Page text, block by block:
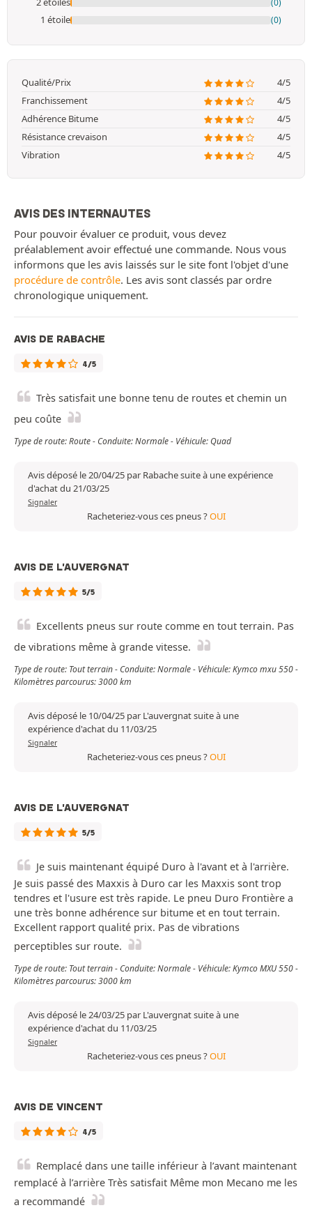
1 étoile (0)
Qualité/Prix
4/5
Franchissement
4/5
Adhérence Bitume
4/5
Résistance crevaison
4/5
Vibration
4/5
AVIS DES INTERNAUTES
Pour pouvoir évaluer ce produit, vous devez
préalablement avoir effectué une commande. Nous vous
informons que les avis laissés sur le site font l'objet d'une
procédure de contrôle. Les avis sont classés par ordre
chronologique uniquement.
AVIS DE RABACHE
4/5
Très satisfait une bonne tenu de routes et chemin un
peu coûte
Type de route: Route - Conduite: Normale - Véhicule: Quad
Avis déposé le 20/04/25 par Rabache suite à une expérience
d'achat du 21/03/25
Signaler
Racheteriez-vous ces pneus ?OUI
AVIS DE L'AUVERGNAT
5/5
Excellents pneus sur route comme en tout terrain. Pas
de vibrations même à grande vitesse.
Type de route: Tout terrain - Conduite: Normale - Véhicule: Kymco mxu 550 -
Kilomètres parcourus: 3000 km
Avis déposé le 10/04/25 par L'auvergnat suite à une
expérience d'achat du 11/03/25
Signaler
Racheteriez-vous ces pneus ?OUI
AVIS DE L'AUVERGNAT
5/5
Je suis maintenant équipé Duro à l'avant et à l'arrière.
Je suis passé des Maxxis à Duro car les Maxxis sont trop
tendres et l'usure est très rapide. Le pneu Duro Frontière a
une très bonne adhérence sur bitume et en tout terrain.
Excellent rapport qualité prix. Pas de vibrations
perceptibles sur route.
Type de route: Tout terrain - Conduite: Normale - Véhicule: Kymco MXU 550 -
Kilomètres parcourus: 3000 km
Avis déposé le 24/03/25 par L'auvergnat suite à une
expérience d'achat du 11/03/25
Signaler
Racheteriez-vous ces pneus ?OUI
AVIS DE VINCENT
4/5
Remplacé dans une taille inférieur à l’avant maintenant
remplacé à l’arrière Très satisfait Même mon Mecano me les
a recommandé